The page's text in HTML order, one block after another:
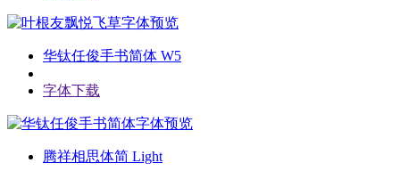
字体预览
华钛任俊手书简体 W5
字体下载
字体预览
腾祥相思体简 Light